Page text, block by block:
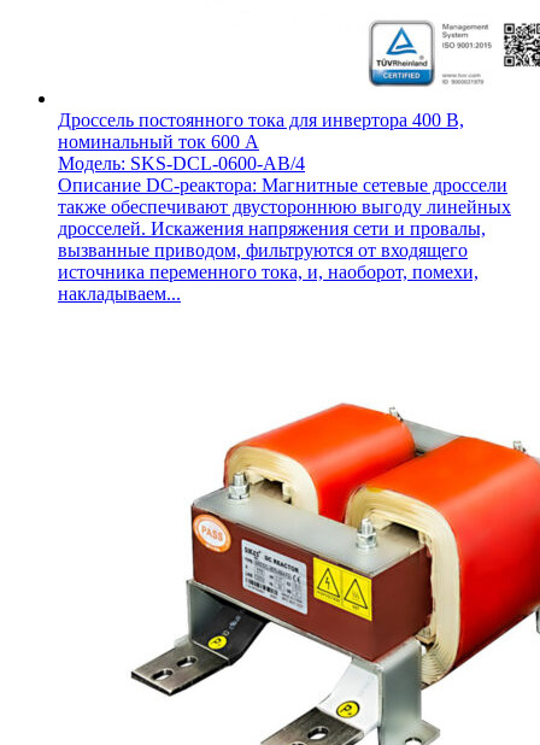
Дроссель постоянного тока для инвертора 400 В,
номинальный ток 600 А
Модель: SKS-DCL-0600-AB/4
Описание DC-реактора: Магнитные сетевые дроссели
также обеспечивают двустороннюю выгоду линейных
дросселей. Искажения напряжения сети и провалы,
вызванные приводом, фильтруются от входящего
источника переменного тока, и, наоборот, помехи,
накладываем...